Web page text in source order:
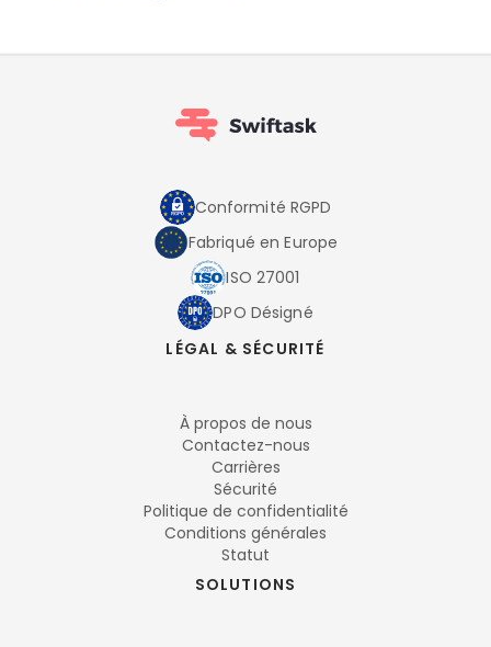
Conformité RGPD
Fabriqué en Europe
ISO 27001
DPO Désigné
LÉGAL & SÉCURITÉ
À propos de nous
Contactez-nous
Carrières
Sécurité
Politique de confidentialité
Conditions générales
Statut
SOLUTIONS